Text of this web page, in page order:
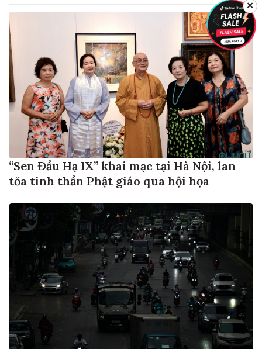
“Sen Đầu Hạ IX” khai mạc tại Hà Nội, lan
tỏa tinh thần Phật giáo qua hội họa
✕